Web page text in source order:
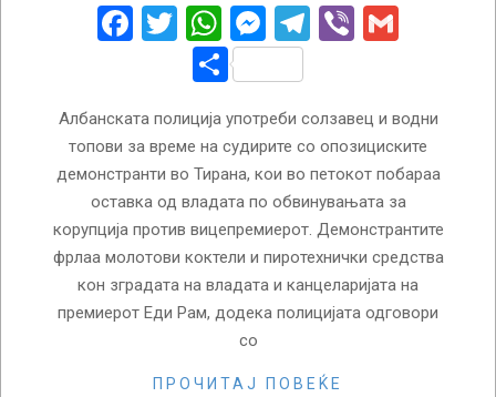
Facebook
Twitter
WhatsApp
Messenger
Telegram
Viber
Share
Албанската полиција употреби солзавец и водни
топови за време на судирите со опозициските
демонстранти во Тирана, кои во петокот побараа
оставка од владата по обвинувањата за
корупција против вицепремиерот. Демонстрантите
фрлаа молотови коктели и пиротехнички средства
кон зградата на владата и канцеларијата на
премиерот Еди Рам, додека полицијата одговори
со
ПРОЧИТАЈ ПОВЕЌЕ